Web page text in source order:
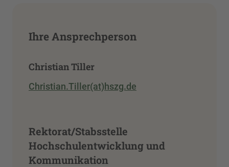
Ihre Ansprechperson
Christian Tiller
Christian.Tiller(at)hszg.de
Rektorat/Stabsstelle
Hochschulentwicklung und
Kommunikation